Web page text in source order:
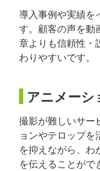
導入事例や実績を
す。顧客の声を動
章よりも信頼性・
わりやすいです。
アニメー
撮影が難しいサー
ョンやテロップ
を抑えながら、わ
を伝えることがで